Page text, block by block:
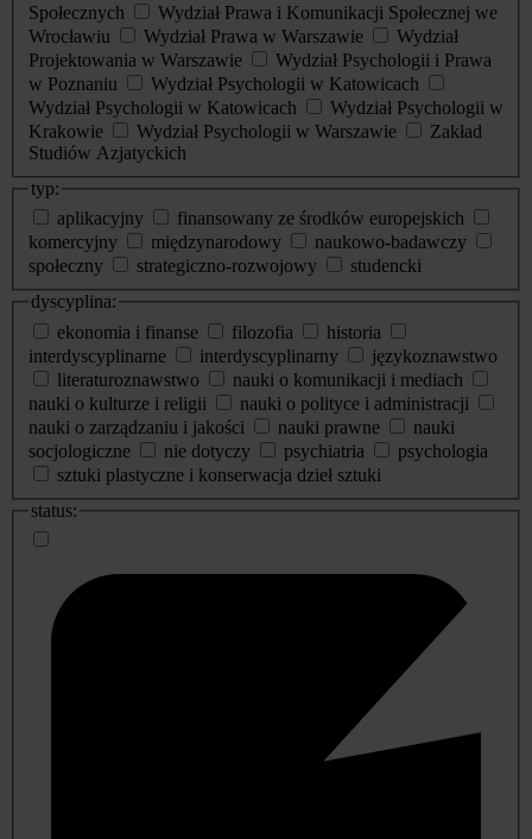
Społecznych
Wydział Prawa i Komunikacji Społecznej we
Wrocławiu
Wydział Prawa w Warszawie
Wydział
Projektowania w Warszawie
Wydział Psychologii i Prawa
w Poznaniu
Wydział Psychologii w Katowicach
Wydział Psychologii w Katowicach
Wydział Psychologii w
Krakowie
Wydział Psychologii w Warszawie
Zakład
Studiów Azjatyckich
typ:
aplikacyjny
finansowany ze środków europejskich
komercyjny
międzynarodowy
naukowo-badawczy
społeczny
strategiczno-rozwojowy
studencki
dyscyplina:
ekonomia i finanse
filozofia
historia
interdyscyplinarne
interdyscyplinarny
językoznawstwo
literaturoznawstwo
nauki o komunikacji i mediach
nauki o kulturze i religii
nauki o polityce i administracji
nauki o zarządzaniu i jakości
nauki prawne
nauki
socjologiczne
nie dotyczy psychiatria
psychologia
sztuki plastyczne i konserwacja dzieł sztuki
status: